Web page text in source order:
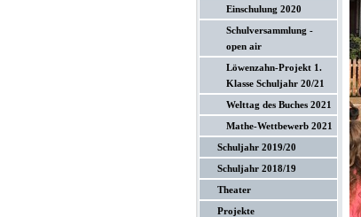
Einschulung 2020
Schulversammlung -
open air
Löwenzahn-Projekt 1.
Klasse Schuljahr 20/21
Welttag des Buches 2021
Mathe-Wettbewerb 2021
Schuljahr 2019/20
Schuljahr 2018/19
Theater
Projekte